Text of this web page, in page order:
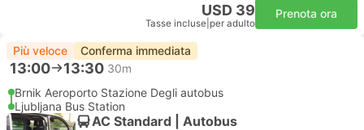
USD 39
Tasse incluse per adulto
Prenota ora
Più veloce Conferma immediata
13:00 13:30 30m
Brnik Aeroporto Stazione Degli autobus
Ljubljana Bus Station
AC Standard | Autobus